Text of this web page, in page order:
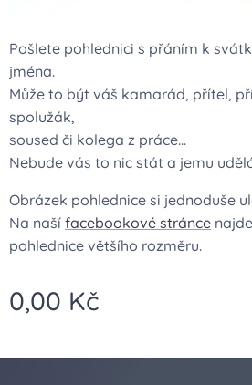
Pošlete pohlednici s přáním k
jména.
Může to být váš kamarád, přítel,
spolužák,
soused či kolega z práce...
Nebude vás to nic stát a jemu
Obrázek pohlednice si jednoduše
Na naší facebookové stránce
pohlednice většího rozměru.
0,00 Kč